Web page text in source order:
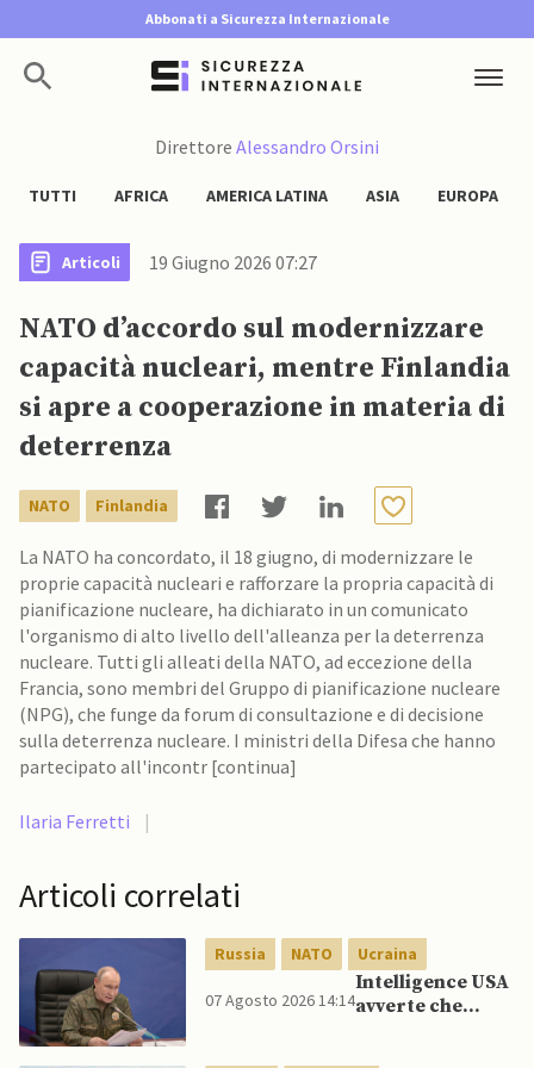
Abbonati a Sicurezza Internazionale
Direttore Alessandro Orsini
TUTTI AFRICA AMERICA LATINA ASIA EUROPA
Articoli 19 Giugno 2026 07:27
NATO d’accordo sul modernizzare
capacità nucleari, mentre Finlandia
si apre a cooperazione in materia di
deterrenza
NATO Finlandia
La NATO ha concordato, il 18 giugno, di modernizzare le
proprie capacità nucleari e rafforzare la propria capacità di
pianificazione nucleare, ha dichiarato in un comunicato
l'organismo di alto livello dell'alleanza per la deterrenza
nucleare. Tutti gli alleati della NATO, ad eccezione della
Francia, sono membri del Gruppo di pianificazione nucleare
(NPG), che funge da forum di consultazione e di decisione
sulla deterrenza nucleare. I ministri della Difesa che hanno
partecipato all'incontr [continua]
Ilaria Ferretti |
Articoli correlati
Russia NATO Ucraina
07 Agosto 2026 14:14
Intelligence USA
avverte che